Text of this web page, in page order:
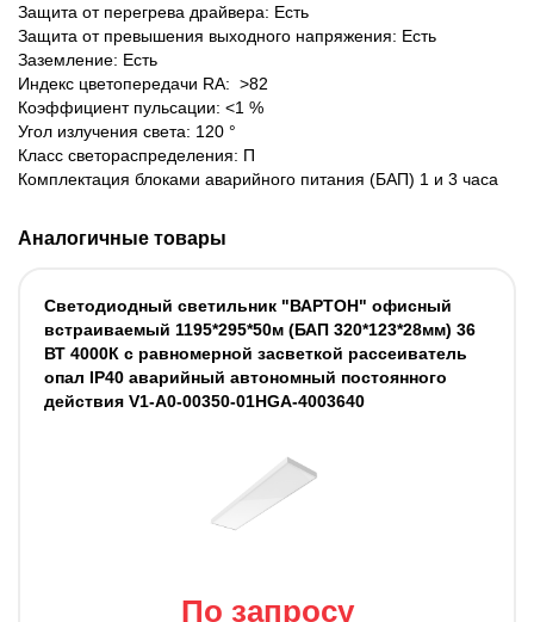
Защита от перегрева драйвера: Есть
Защита от превышения выходного напряжения: Есть
Заземление: Есть
Индекс цветопередачи RA: >82
Коэффициент пульсации: <1 %
Угол излучения света: 120 °
Класс светораспределения: П
Комплектация блоками аварийного питания (БАП) 1 и 3 часа
Аналогичные товары
Светодиодный светильник "ВАРТОН" офисный
встраиваемый 1195*295*50м (БАП 320*123*28мм) 36
ВТ 4000К с равномерной засветкой рассеиватель
опал IP40 аварийный автономный постоянного
действия V1-A0-00350-01HGA-4003640
По запросу